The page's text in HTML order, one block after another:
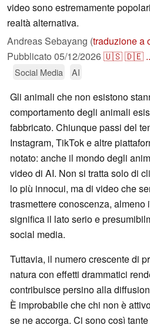
video sono estremamente
realtà alternativa.
Andreas Sebayang (traduzione a
Pubblicato 05/12/2026🇺🇸🇩🇪
Social Media AI
Gli animali che non esistono
comportamento degli animali
fabbricato. Chiunque passi del
Instagram, TikTok e altre
notato: anche il mondo degli
video di AI. Non si tratta solo di
lo più innocui, ma di video che
trasmettere conoscenza, almeno
significa il lato serio e
social media.
Tuttavia, il numero crescente di
natura con effetti drammatici
contribuisce persino alla
È improbabile che chi non è
se ne accorga. Ci sono così